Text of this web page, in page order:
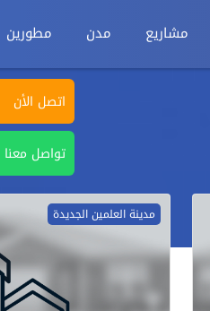
مشاريع مدن مطورين
اتصل الأن
تواصل
مدينة العلمين الجديدة